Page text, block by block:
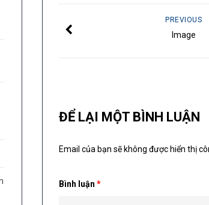
PREVIOUS
Image
ĐỂ LẠI MỘT BÌNH LUẬN
Email của bạn sẽ không được hiển thị
Bình luận *